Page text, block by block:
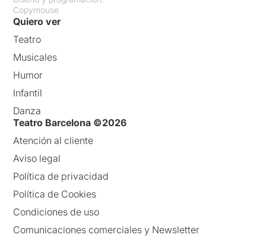
Copymouse
Quiero ver
Teatro
Musicales
Humor
Infantil
Danza
Teatro Barcelona ©2026
Atención al cliente
Aviso legal
Política de privacidad
Política de Cookies
Condiciones de uso
Comunicaciones comerciales y Newsletter